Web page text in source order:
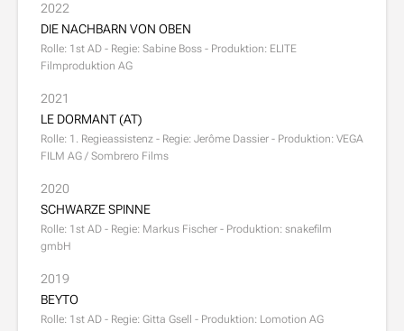
2022
DIE NACHBARN VON OBEN
Rolle: 1st AD - Regie: Sabine Boss - Produktion: ELITE
Filmproduktion AG
2021
LE DORMANT (AT)
Rolle: 1. Regieassistenz - Regie: Jerôme Dassier - Produktion: VEGA
FILM AG / Sombrero Films
2020
SCHWARZE SPINNE
Rolle: 1st AD - Regie: Markus Fischer - Produktion: snakefilm
gmbH
2019
BEYTO
Rolle: 1st AD - Regie: Gitta Gsell - Produktion: Lomotion AG